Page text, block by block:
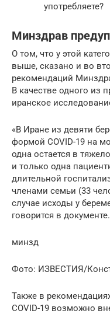
употребляете?
Минздрав
О том, что у этой
выше, сказано и во
рекомендаций
В качестве одного из
иранское
«В Иране из девяти
формой COVID-19 на
одна остается в
и только одна
длительной
членами семьи (33
случае исходы у
говорится в документе.
минзд
Фото: ИЗВЕСТИЯ/
Также в
COVID-19 возможно